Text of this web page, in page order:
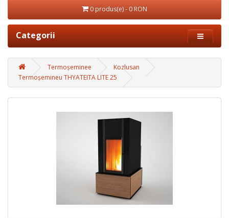
0 produs(e) - 0 RON
Categorii
Termoșeminee
Kozlusan
Termoșemineu THYATEITA LITE 25